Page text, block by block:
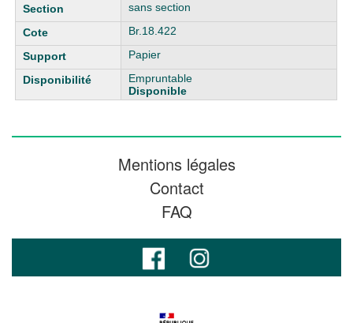
sans section
Br.18.422
Papier
Empruntable
Disponible
Mentions légales
Contact
FAQ